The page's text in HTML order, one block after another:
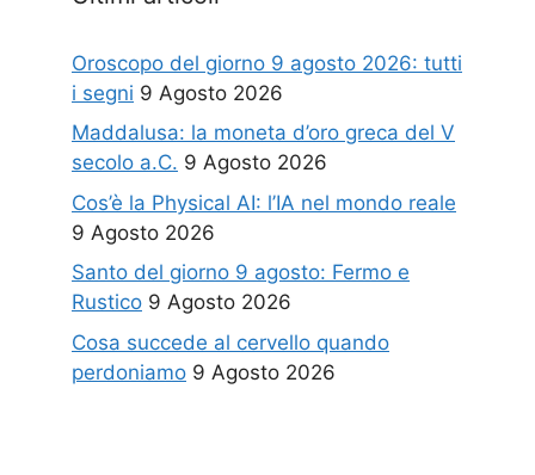
Oroscopo del giorno 9 agosto 2026: tutti
i segni 9 Agosto 2026
Maddalusa: la moneta d’oro greca del V
secolo a.C. 9 Agosto 2026
Cos’è la Physical AI: l’IA nel mondo reale
9 Agosto 2026
Santo del giorno 9 agosto: Fermo e
Rustico 9 Agosto 2026
Cosa succede al cervello quando
perdoniamo 9 Agosto 2026